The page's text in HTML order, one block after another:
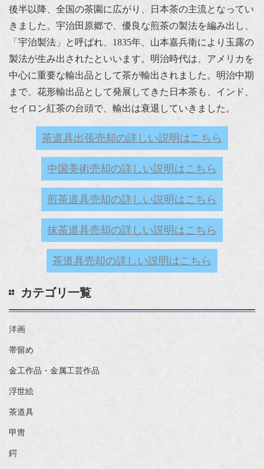
後半以降、全国の茶園に広がり、日本茶の主流となってい
きました。宇治田原郷で、優良な煎茶の製法を編み出し、
「宇治製法」と呼ばれ、1835年、山本嘉兵衛により玉露の
製法が生み出されたといいます。明治時代は、アメリカを
中心に重要な輸出品として茶が輸出されました。明治中期
まで、花形輸出品として発展してきた日本茶も、インド、
セイロン紅茶の台頭で、輸出は衰退していきました。
茶道具出張売却の詳しい説明はこちら
中国美術売却の詳しい説明はこちら
煎茶道具売却の詳しい説明はこちら
抹茶道具売却の詳しい説明はこちら
茶道具売却の詳しい説明はこちら
カテゴリ一覧
洋画
帯留め
金工作品・金属工芸作品
浮世絵
茶道具
甲冑
鍔